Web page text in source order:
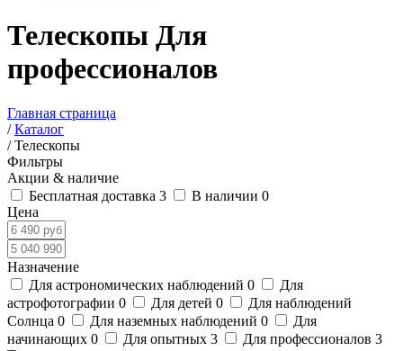
Телескопы Для
профессионалов
Главная страница
/Каталог
/Телескопы
Фильтры
Акции & наличие
Бесплатная доставка 3 В наличии 0
Цена
Назначение
Для астрономических наблюдений 0
Для
астрофотографии 0 Для детей 0
Для наблюдений
Солнца 0 Для наземных наблюдений 0
Для
начинающих 0 Для опытных 3 Для профессионалов 3